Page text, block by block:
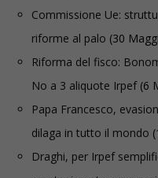
Commissione Ue:
riforme al palo (30
Riforma del fisco:
No a 3 aliquote Irpef(6
Papa Francesco,
dilaga in tutto il mondo
Draghi, per Irpef